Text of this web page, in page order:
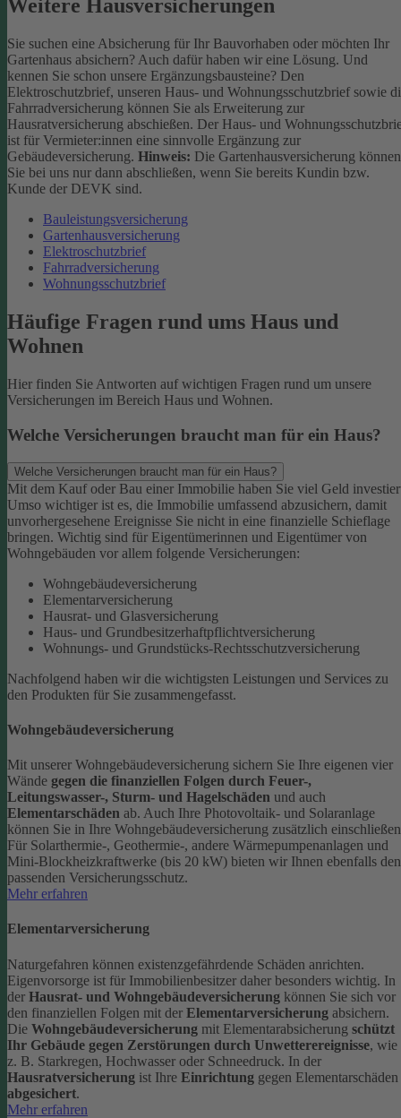
Weitere Hausversicherungen
Sie suchen eine Absicherung für Ihr Bauvorhaben oder möchten Ihr
Gartenhaus absichern? Auch dafür haben wir eine Lösung. Und
kennen Sie schon unsere Ergänzungsbausteine? Den
Elektroschutzbrief, unseren Haus- und Wohnungsschutzbrief sowie
Fahrradversicherung können Sie als Erweiterung zur
Hausratversicherung abschießen. Der Haus- und
ist für Vermieter:innen eine sinnvolle Ergänzung zur
Gebäudeversicherung. Hinweis: Die Gartenhausversicherung können
Sie bei uns nur dann abschließen, wenn Sie bereits Kundin bzw.
Kunde der DEVK sind.
Bauleistungsversicherung
Gartenhausversicherung
Elektroschutzbrief
Fahrradversicherung
Wohnungsschutzbrief
Häufige Fragen rund ums Haus und
Wohnen
Hier finden Sie Antworten auf wichtigen Fragen rund um unsere
Versicherungen im Bereich Haus und Wohnen.
Welche Versicherungen braucht man für ein Haus?
Welche Versicherungen braucht man für ein Haus?
Mit dem Kauf oder Bau einer Immobilie haben Sie viel Geld
Umso wichtiger ist es, die Immobilie umfassend abzusichern, damit
unvorhergesehene Ereignisse Sie nicht in eine finanzielle Schieflage
bringen. Wichtig sind für Eigentümerinnen und Eigentümer von
Wohngebäuden vor allem folgende Versicherungen:
Wohngebäudeversicherung
Elementarversicherung
Hausrat- und Glasversicherung
Haus- und Grundbesitzerhaftpflichtversicherung
Wohnungs- und Grundstücks-Rechtsschutzversicherung
Nachfolgend haben wir die wichtigsten Leistungen und Services zu
den Produkten für Sie zusammengefasst.
Wohngebäudeversicherung
Mit unserer Wohngebäudeversicherung sichern Sie Ihre eigenen vier
Wände gegen die finanziellen Folgen durch Feuer-,
Leitungswasser-, Sturm- und Hagelschäden und auch
Elementarschäden ab. Auch Ihre Photovoltaik- und Solaranlage
können Sie in Ihre Wohngebäudeversicherung zusätzlich
Für Solarthermie-, Geothermie-, andere Wärmepumpenanlagen und
Mini-Blockheizkraftwerke (bis 20 kW) bieten wir Ihnen ebenfalls den
passenden Versicherungsschutz.
Mehr erfahren
Elementarversicherung
Naturgefahren können existenzgefährdende Schäden anrichten.
Eigenvorsorge ist für Immobilienbesitzer daher besonders wichtig. In
der Hausrat- und Wohngebäudeversicherung können Sie sich vor
den finanziellen Folgen mit der Elementarversicherung absichern.
Die Wohngebäudeversicherung mit Elementarabsicherung schützt
Ihr Gebäude gegen Zerstörungen durch Unwetterereignisse, wie
z. B. Starkregen, Hochwasser oder Schneedruck. In der
Hausratversicherung ist Ihre Einrichtung gegen Elementarschäden
abgesichert.
Mehr erfahren